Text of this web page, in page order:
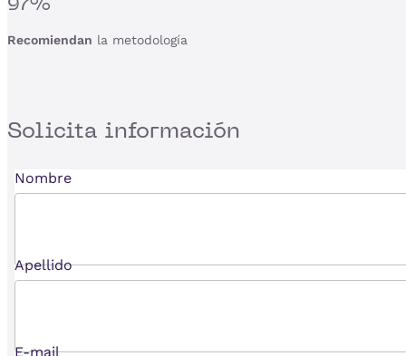
Recomiendan la metodología
Solicita información